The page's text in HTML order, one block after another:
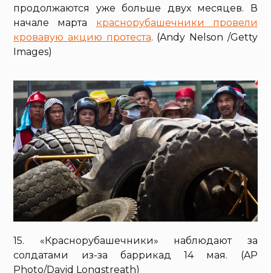
продолжаются уже больше двух месяцев. В
начале марта краснорубашечники провели
кровавую акцию протеста. (Andy Nelson /Getty
Images)
15. «Краснорубашечники» наблюдают за
солдатами из-за баррикад 14 мая. (AP
Photo/David Longstreath)